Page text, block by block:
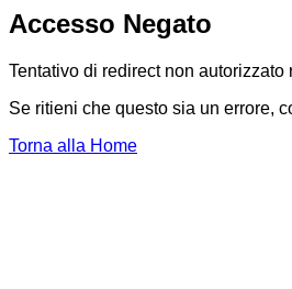
Accesso Negato
Tentativo di redirect non autorizzato
Se ritieni che questo sia un errore,
Torna alla Home